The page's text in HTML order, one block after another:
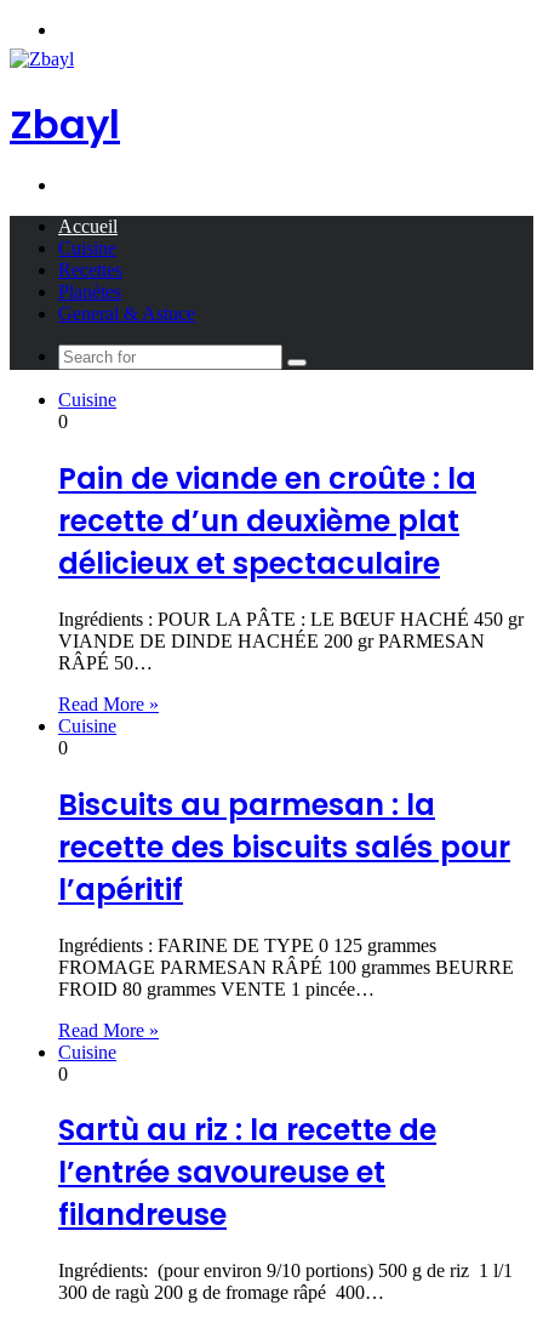
Zbayl
Accueil
Cuisine
Recettes
Planètes
General & Astuce
Search
Cuisine
0
Pain de viande en croûte : la
recette d’un deuxième plat
délicieux et spectaculaire
Ingrédients : POUR LA PÂTE : LE BŒUF HACHÉ 450 gr
VIANDE DE DINDE HACHÉE 200 gr PARMESAN
RÂPÉ 50…
Read More »
Cuisine
0
Biscuits au parmesan : la
recette des biscuits salés pour
l’apéritif
Ingrédients : FARINE DE TYPE 0 125 grammes
FROMAGE PARMESAN RÂPÉ 100 grammes BEURRE
FROID 80 grammes VENTE 1 pincée…
Read More »
Cuisine
0
Sartù au riz : la recette de
l’entrée savoureuse et
filandreuse
Ingrédients: (pour environ 9/10 portions) 500 g de riz 1 l/1
300 de ragù 200 g de fromage râpé 400…